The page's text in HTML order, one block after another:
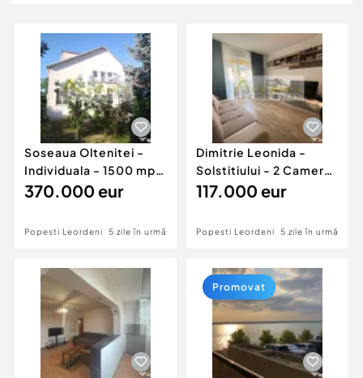
Animale de companie
Afaceri și echipamente profesionale
Inchiriere Bunuri si Vehicule
Piese auto si accesorii
Dacia Duster
Soseaua Oltenitei -
Individuala - 1500 mp
Teren - 300 mp ...
370.000 eur
Popesti Leordeni 5 zile în urmă
Dimitrie Leonida -
Solstitiului - 2 Camere
- Mobilat si U...
117.000 eur
Popesti Leordeni 5 zile în urmă
Promovat